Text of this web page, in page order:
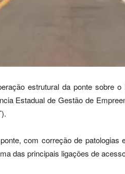
estrutural da ponte sobre
Estadual de Gestão de
com correção de
das principais ligações de